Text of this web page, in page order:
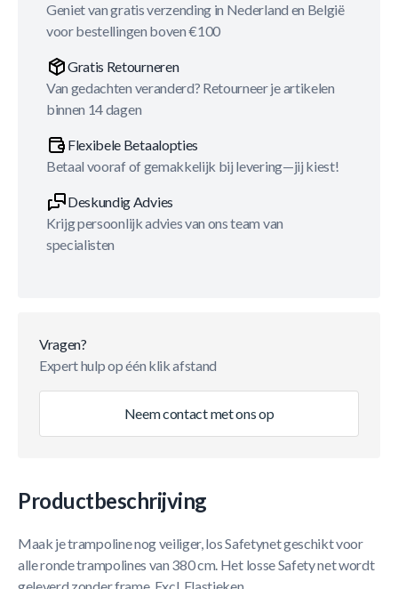
Geniet van gratis verzending in Nederland en België
voor bestellingen boven €100
Gratis Retourneren
Van gedachten veranderd? Retourneer je artikelen
binnen 14 dagen
Flexibele Betaalopties
Betaal vooraf of gemakkelijk bij levering—jij kiest!
Deskundig Advies
Krijg persoonlijk advies van ons team van
specialisten
Vragen?
Expert hulp op één klik afstand
Neem contact met ons op
Productbeschrijving
Maak je trampoline nog veiliger, los Safetynet geschikt voor
alle ronde trampolines van 380 cm. Het losse Safety net wordt